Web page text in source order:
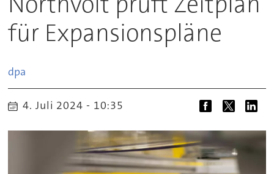
für Expansionspläne
dpa
4. Juli 2024 - 10:35